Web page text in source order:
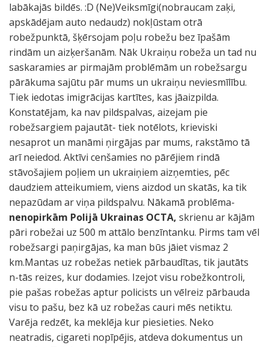
labākajās bildēs. :D (Ne)Veiksmīgi(nobraucam zaķi,
apskādējam auto nedaudz) nokļūstam otrā
robežpunktā, šķērsojam poļu robežu bez īpašām
rindām un aizķeršanām. Nāk Ukraiņu robeža un tad nu
saskaramies ar pirmajām problēmām un robežsargu
pārākuma sajūtu pār mums un ukraiņu neviesmīlību.
Tiek iedotas imigrācijas kartītes, kas jāaizpilda.
Konstatējam, ka nav pildspalvas, aizejam pie
robežsargiem pajautāt- tiek notēlots, krieviski
nesaprot un manāmi ņirgājas par mums, rakstāmo tā
arī neiedod. Aktīvi cenšamies no pārējiem rindā
stāvošajiem poļiem un ukraiņiem aizņemties, pēc
daudziem atteikumiem, viens aizdod un skatās, ka tik
nepazūdam ar viņa pildspalvu. Nākamā problēma-
nenopirkām Polijā Ukrainas OCTA, skrienu ar kājām
pāri robežai uz 500 m attālo benzīntanku. Pirms tam vēl
robežsargi paņirgājas, ka man būs jāiet vismaz 2
km.Mantas uz robežas netiek pārbaudītas, tik jautāts
n-tās reizes, kur dodamies. Izejot visu robežkontroli,
pie pašas robežas aptur policists un vēlreiz pārbauda
visu to pašu, bez kā uz robežas cauri mēs netiktu.
Varēja redzēt, ka meklēja kur piesieties. Neko
neatradis, cigareti nopīpējis, atdeva dokumentus un